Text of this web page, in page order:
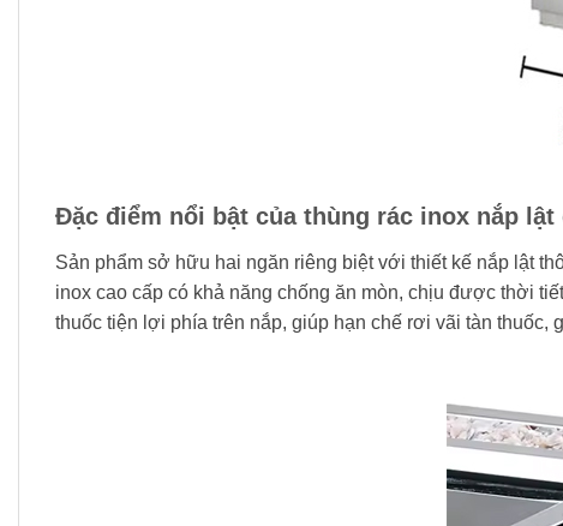
Đặc điểm nổi bật của thùng rác inox nắp lật
Sản phẩm sở hữu hai ngăn riêng biệt với thiết kế nắp lật
inox cao cấp có khả năng chống ăn mòn, chịu được thời
thuốc tiện lợi phía trên nắp, giúp hạn chế rơi vãi tàn thuốc,